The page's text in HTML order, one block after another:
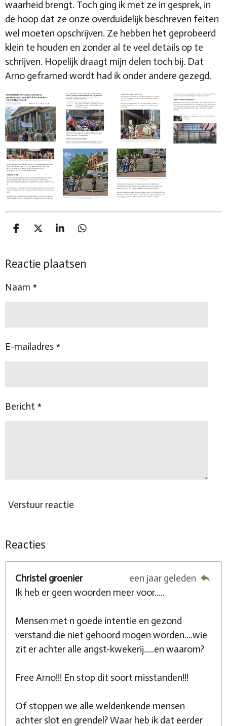
waarheid brengt. Toch ging ik met ze in gesprek, in
de hoop dat ze onze overduidelijk beschreven feiten
wel moeten opschrijven. Ze hebben het geprobeerd
klein te houden en zonder al te veel details op te
schrijven. Hopelijk draagt mijn delen toch bij. Dat
Arno geframed wordt had ik onder andere gezegd.
D
e
D
l
S
r
D
e
Reactie plaatsen
Naam *
E-mailadres *
Bericht *
Verstuur reactie
Reacties
Christel groenier
een jaar geleden
Ik heb er geen woorden meer voor.....
Mensen met n goede intentie en gezond
verstand die niet gehoord mogen worden....wie
zit er achter alle angst-kwekerij.....en waarom?
Free Arno!!! En stop dit soort misstanden!!!
Of stoppen we alle weldenkende mensen
achter slot en grendel? Waar heb ik dat eerder